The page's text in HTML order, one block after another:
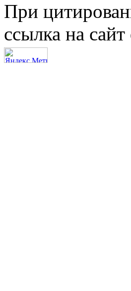
При
ссылка на сайт